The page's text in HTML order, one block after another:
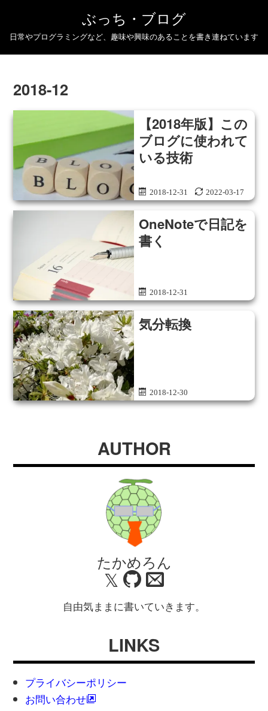
ぶっち・ブログ
日常やプログラミングなど、趣味や興味のあることを書き連ねています
2018-12
【2018年版】この
ブログに使われて
いる技術
2018-12-31 2022-03-17
OneNoteで日記を
書く
2018-12-31
気分転換
2018-12-30
AUTHOR
たかめろん
𝕏
自由気ままに書いていきます。
LINKS
プライバシーポリシー
お問い合わせ